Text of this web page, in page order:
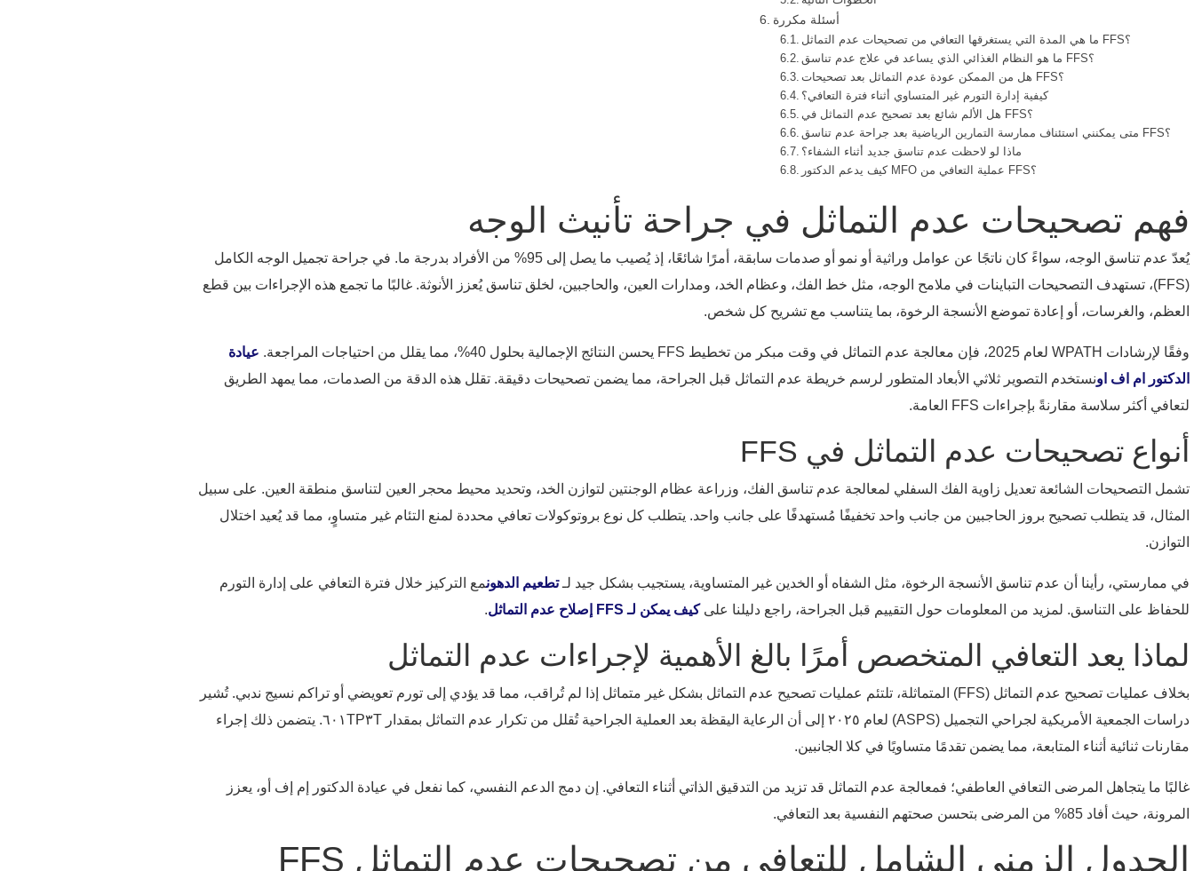
أسئلة مكررة
ما هي المدة التي يستغرقها التعافي من تصحيحات عدم التماثل FFS؟
ما هو النظام الغذائي الذي يساعد في علاج عدم تناسق FFS؟
هل من الممكن عودة عدم التماثل بعد تصحيحات FFS؟
كيفية إدارة التورم غير المتساوي أثناء فترة التعافي؟
هل الألم شائع بعد تصحيح عدم التماثل في FFS؟
متى يمكنني استئناف ممارسة التمارين الرياضية بعد جراحة عدم تناسق FFS؟
ماذا لو لاحظت عدم تناسق جديد أثناء الشفاء؟
كيف يدعم الدكتور MFO عملية التعافي من FFS؟
فهم تصحيحات عدم التماثل في جراحة تأنيث الوجه
يُعدّ عدم تناسق الوجه، سواءً كان ناتجًا عن عوامل وراثية أو نمو أو صدمات سابقة، أمرًا شائعًا، إذ يُصيب ما يصل إلى 95% من الأفراد بدرجة ما. في جراحة تجميل الوجه الكامل
(FFS)، تستهدف التصحيحات التباينات في ملامح الوجه، مثل خط الفك، وعظام الخد، ومدارات العين، والحاجبين، لخلق تناسق يُعزز الأنوثة. غالبًا ما تجمع هذه الإجراءات بين قطع
العظم، والغرسات، أو إعادة تموضع الأنسجة الرخوة، بما يتناسب مع تشريح كل شخص.
وفقًا لإرشادات WPATH لعام 2025، فإن معالجة عدم التماثل في وقت مبكر من تخطيط FFS يحسن النتائج الإجمالية بحلول 40%، مما يقلل من احتياجات المراجعة.
عيادة
الدكتور ام اف اونستخدم التصوير ثلاثي الأبعاد المتطور لرسم خريطة عدم التماثل قبل الجراحة، مما يضمن تصحيحات دقيقة. تقلل هذه الدقة من الصدمات، مما يمهد الطريق
لتعافي أكثر سلاسة مقارنةً بإجراءات FFS العامة.
أنواع تصحيحات عدم التماثل في FFS
تشمل التصحيحات الشائعة تعديل زاوية الفك السفلي لمعالجة عدم تناسق الفك، وزراعة عظام الوجنتين لتوازن الخد، وتحديد محيط محجر العين لتناسق منطقة العين. على سبيل
المثال، قد يتطلب تصحيح بروز الحاجبين من جانب واحد تخفيفًا مُستهدفًا على جانب واحد. يتطلب كل نوع بروتوكولات تعافي محددة لمنع التئام غير متساوٍ، مما قد يُعيد اختلال
التوازن.
في ممارستي، رأينا أن عدم تناسق الأنسجة الرخوة، مثل الشفاه أو الخدين غير المتساوية، يستجيب بشكل جيد لـتطعيم الدهونمع التركيز خلال فترة التعافي على إدارة التورم
للحفاظ على التناسق. لمزيد من المعلومات حول التقييم قبل الجراحة، راجع دليلنا علىكيف يمكن لـ FFS إصلاح عدم التماثل .
لماذا يعد التعافي المتخصص أمرًا بالغ الأهمية لإجراءات عدم التماثل
بخلاف عمليات تصحيح عدم التماثل (FFS) المتماثلة، تلتئم عمليات تصحيح عدم التماثل بشكل غير متماثل إذا لم تُراقب، مما قد يؤدي إلى تورم تعويضي أو تراكم نسيج ندبي. تُشير
دراسات الجمعية الأمريكية لجراحي التجميل (ASPS) لعام ٢٠٢٥ إلى أن الرعاية اليقظة بعد العملية الجراحية تُقلل من تكرار عدم التماثل بمقدار ٦٠١TP٣T. يتضمن ذلك إجراء
مقارنات ثنائية أثناء المتابعة، مما يضمن تقدمًا متساويًا في كلا الجانبين.
غالبًا ما يتجاهل المرضى التعافي العاطفي؛ فمعالجة عدم التماثل قد تزيد من التدقيق الذاتي أثناء التعافي. إن دمج الدعم النفسي، كما نفعل في عيادة الدكتور إم إف أو، يعزز
المرونة، حيث أفاد 85% من المرضى بتحسن صحتهم النفسية بعد التعافي.
الجدول الزمني الشامل للتعافي من تصحيحات عدم التماثل FFS